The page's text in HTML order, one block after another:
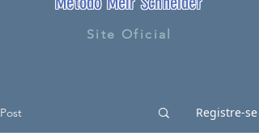
Site Oficial
Post Registre-se